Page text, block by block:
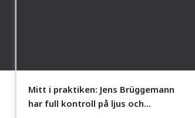
Mitt i praktiken: Jens Brüggemann
har full kontroll på ljus och